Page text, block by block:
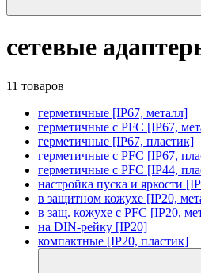
сетевые
11 товаров
герметичные [IP67, металл]
герметичные с PFC [IP67,
герметичные [IP67, пластик]
герметичные с PFC [IP67,
герметичные с PFC [IP44,
настройка пуска и яркости
в защитном кожухе [IP20,
в защ. кожухе с PFC [IP20,
на DIN-рейку [IP20]
компактные [IP20, пластик]